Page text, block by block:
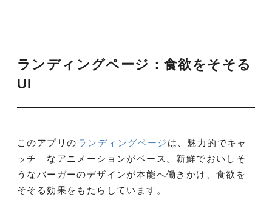
ランディングページ：食欲をそそる
UI
このアプリの ランディングページ は、魅力的でキャ
ッチ―なアニメーションがベース。新鮮でおいしそ
うなバーガーのデザインが本能へ働きかけ、食欲を
そそる効果をもたらしています。